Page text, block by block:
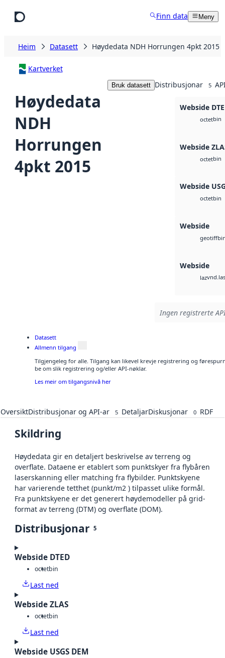
Finn data Meny
Heim Datasett Høydedata NDH Horrungen 4pkt 2015
Kartverket
Høydedata
NDH
Horrungen
4pkt 2015
Bruk datasett Distribusjonar 5
Webside
octetbin
Webside
octetbin
Webside
octetbin
Webside
geotiff
Webside
laz
Ingen registrerte
Datasett
Allmenn tilgang
Tilgjengeleg for alle. Tilgang kan likevel krevje registrering og
be om slik registrering og/eller API-nøklar.
Les meir om tilgangsnivå her
OversiktDistribusjonar og API-ar 5 DetaljarDiskusjonar 0 RDF
Skildring
Høydedata gir en detaljert beskrivelse av terreng og
overflate. Dataene er etablert som punktskyer fra flybåren
laserskanning eller matching fra flybilder. Punktskyene
har varierende tetthet (punkt/m2 ) tilpasset ulike formål.
Fra punktskyene er det generert høydemodeller på grid-
format av terreng (DTM) og overflate (DOM).
Distribusjonar 5
Webside DTED
octetbin
Last ned
Webside ZLAS
octetbin
Last ned
Webside USGS DEM